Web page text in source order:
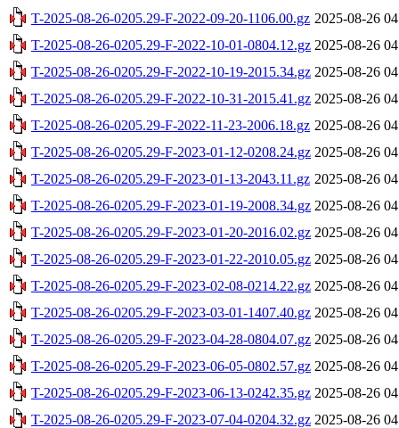
T-2025-08-26-0205.29-F-2022-09-20-1106.00.gz 2025-08-26
T-2025-08-26-0205.29-F-2022-10-01-0804.12.gz 2025-08-26
T-2025-08-26-0205.29-F-2022-10-19-2015.34.gz 2025-08-26
T-2025-08-26-0205.29-F-2022-10-31-2015.41.gz 2025-08-26
T-2025-08-26-0205.29-F-2022-11-23-2006.18.gz 2025-08-26
T-2025-08-26-0205.29-F-2023-01-12-0208.24.gz 2025-08-26
T-2025-08-26-0205.29-F-2023-01-13-2043.11.gz 2025-08-26
T-2025-08-26-0205.29-F-2023-01-19-2008.34.gz 2025-08-26
T-2025-08-26-0205.29-F-2023-01-20-2016.02.gz 2025-08-26
T-2025-08-26-0205.29-F-2023-01-22-2010.05.gz 2025-08-26
T-2025-08-26-0205.29-F-2023-02-08-0214.22.gz 2025-08-26
T-2025-08-26-0205.29-F-2023-03-01-1407.40.gz 2025-08-26
T-2025-08-26-0205.29-F-2023-04-28-0804.07.gz 2025-08-26
T-2025-08-26-0205.29-F-2023-06-05-0802.57.gz 2025-08-26
T-2025-08-26-0205.29-F-2023-06-13-0242.35.gz 2025-08-26
T-2025-08-26-0205.29-F-2023-07-04-0204.32.gz 2025-08-26